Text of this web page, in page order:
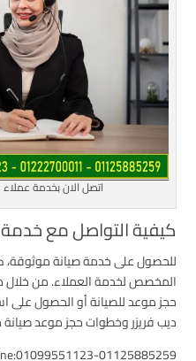
اتصل الان بخدمة
كيفية التواصل مع
للحصول على خدمة صيانة موثوقة،
المخصص لخدمة العملاء. من
حجز موعد للصيانة أو الحصول على
ديب فريزر وخطوات حجز موعد
01125885259